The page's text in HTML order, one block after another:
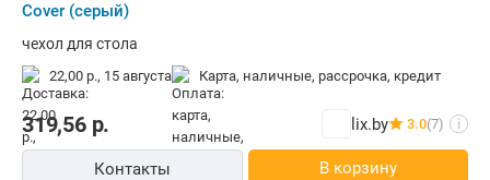
Cover (серый)
чехол для стола
22,00 р., 15 августа карта, наличные, рассрочка, кредит
319,56р. lix.by 3.0(7) i
Контакты В корзину